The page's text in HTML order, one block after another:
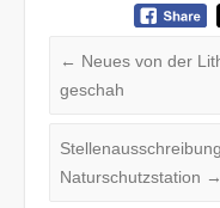
← Neues von der
geschah
Naturschutzstation →